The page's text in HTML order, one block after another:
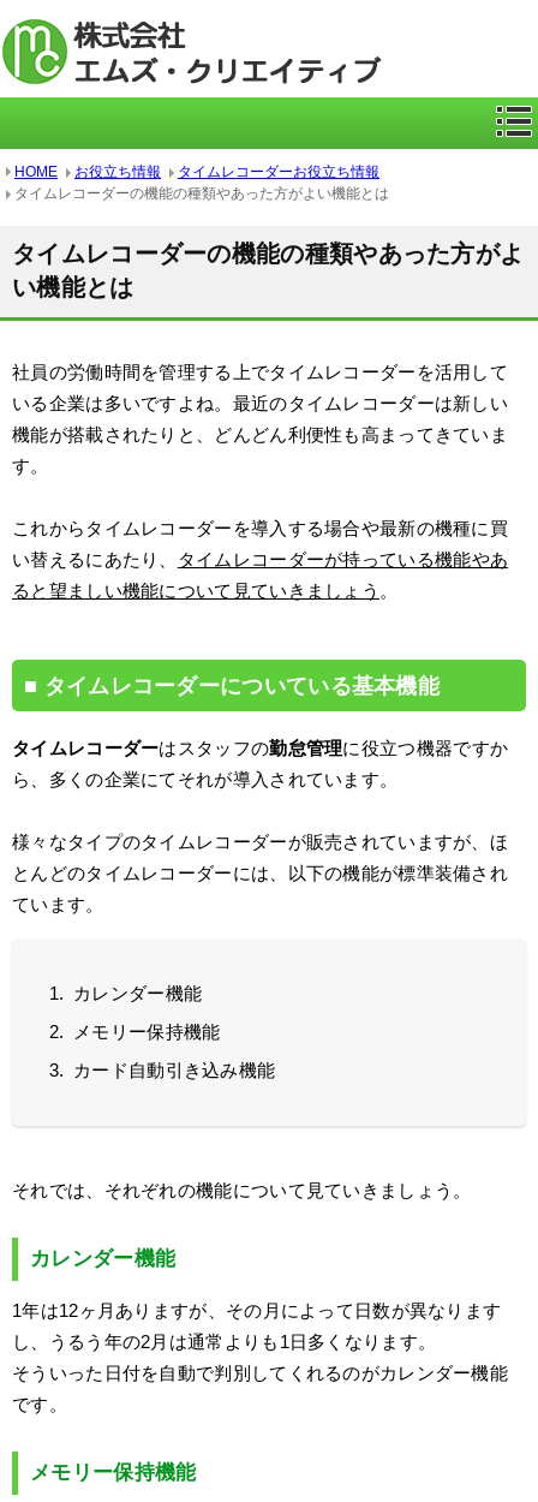
HOME お役立ち情報
タイムレコーダーお役立ち情報
タイムレコーダーの機能の種類やあった方がよい機能とは
タイムレコーダーの機能の種類やあった方がよ
い機能とは
社員の労働時間を管理する上でタイムレコーダーを活用して
いる企業は多いですよね。最近のタイムレコーダーは新しい
機能が搭載されたりと、どんどん利便性も高まってきていま
す。
これからタイムレコーダーを導入する場合や最新の機種に買
い替えるにあたり、
タイムレコーダーが持っている機能やあ
ると望ましい機能について見ていきましょう 。
タイムレコーダーについている基本機能
タイムレコーダーはスタッフの勤怠管理に役立つ機器ですか
ら、多くの企業にてそれが導入されています。
様々なタイプのタイムレコーダーが販売されていますが、ほ
とんどのタイムレコーダーには、以下の機能が標準装備され
ています。
カレンダー機能
メモリー保持機能
カード自動引き込み機能
それでは、それぞれの機能について見ていきましょう。
カレンダー機能
1年は12ヶ月ありますが、その月によって日数が異なります
し、うるう年の2月は通常よりも1日多くなります。
そういった日付を自動で判別してくれるのがカレンダー機能
です。
メモリー保持機能